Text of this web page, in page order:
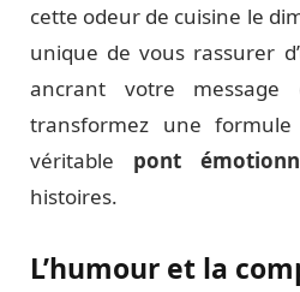
cette odeur de cuisine le
unique de vous rassurer
ancrant votre
transformez une
véritable pont
histoires.
L’humour et la